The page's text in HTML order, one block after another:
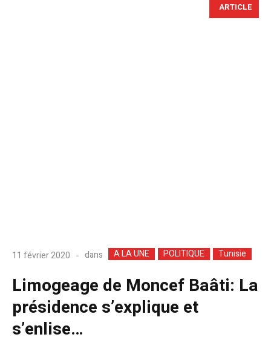
ARTICLE
11 février 2020 dans A LA UNE POLITIQUE Tunisie
Limogeage de Moncef Baâti: La
présidence s’explique et
s’enlise…